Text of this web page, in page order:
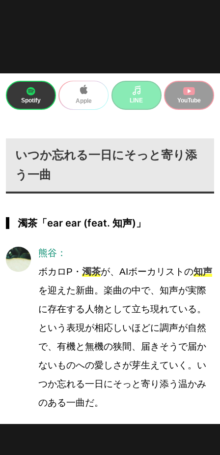
Spotify Apple LINE YouTube
いつか忘れる一日にそっと寄り添
う一曲
濁茶「ear ear (feat. 知声)」
熊谷：
ボカロP・ 濁茶が、AIボーカリストの知声
を迎えた新曲。楽曲の中で、知声が実際
に存在する人物として立ち現れている。
という表現が相応しいほどに調声が自然
で、有機と無機の狭間、届きそうで届か
ないものへの愛しさが芽生えていく。い
つか忘れる一日にそっと寄り添う温かみ
のある一曲だ。